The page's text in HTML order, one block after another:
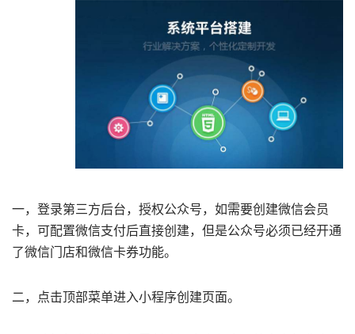
一，登录第三方后台，授权公众号，如需要创建微信会员
卡，可配置微信支付后直接创建，但是公众号必须已经开通
了微信门店和微信卡券功能。
二，点击顶部菜单进入小程序创建页面。